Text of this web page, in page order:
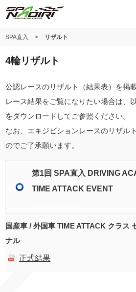
SPA直入 > リザルト
4輪リザルト
公認レースのリザルト（結果表）を掲
レース結果をご覧になりたい場合は、
をダウンロードしてご参照ください。
なお、エキジビションレースのリザル
のでご了承願います。
第1回 SPA直入 DRIVING
TIME ATTACK EVENT
国産車 / 外国車 TIME ATTACK クラス
ナル
正式結果